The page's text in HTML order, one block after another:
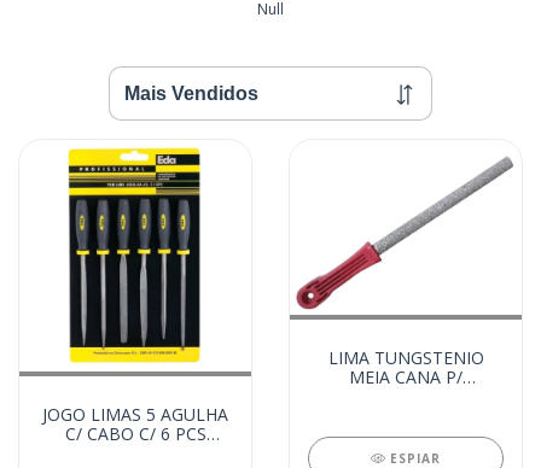
Null
JOGO LIMAS 5 AGULHA
C/ CABO C/ 6 PCS
LIMA TUNGSTENIO
MEIA CANA P/
ESPIAR